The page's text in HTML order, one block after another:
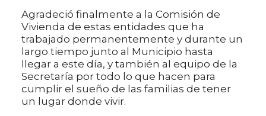
Agradeció finalmente a la Comisión de
Vivienda de estas entidades que ha
trabajado permanentemente y durante un
largo tiempo junto al Municipio hasta
llegar a este día, y también al equipo de la
Secretaría por todo lo que hacen para
cumplir el sueño de las familias de tener
un lugar donde vivir.